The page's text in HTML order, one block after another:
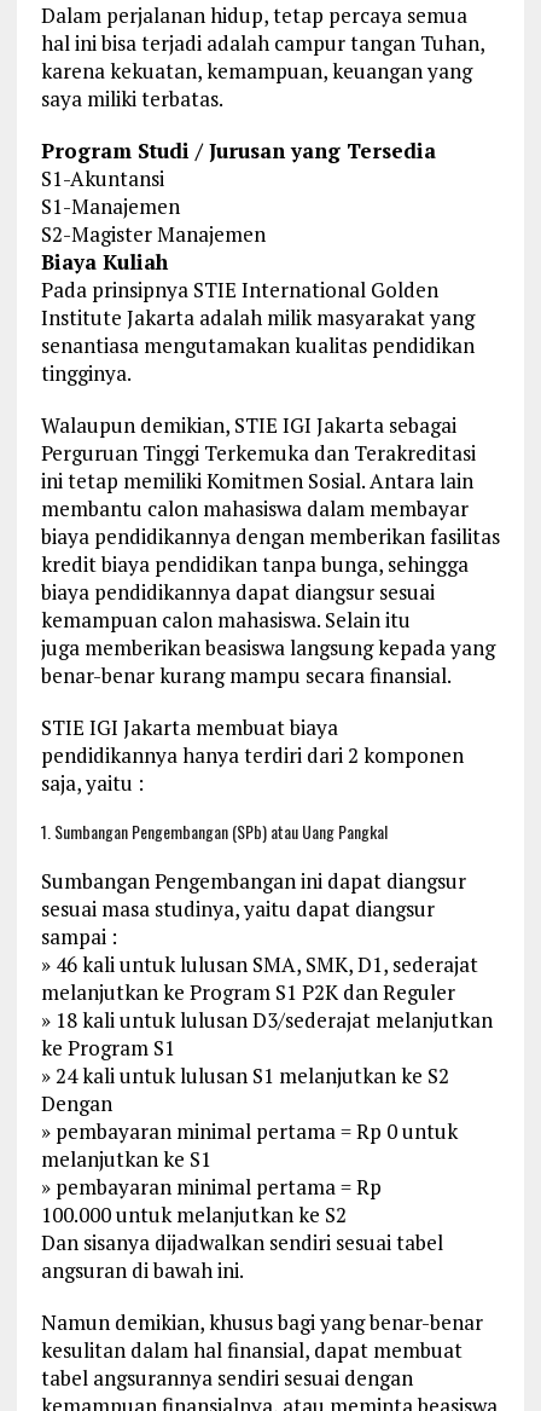
Dalam perjalanan hidup, tetap percaya semua
hal ini bisa terjadi adalah campur tangan Tuhan,
karena kekuatan, kemampuan, keuangan yang
saya miliki terbatas.
Program Studi / Jurusan yang Tersedia
S1-Akuntansi
S1-Manajemen
S2-Magister Manajemen
Biaya Kuliah
Pada prinsipnya STIE International Golden
Institute Jakarta adalah milik masyarakat yang
senantiasa mengutamakan kualitas pendidikan
tingginya.
Walaupun demikian, STIE IGI Jakarta sebagai
Perguruan Tinggi Terkemuka dan Terakreditasi
ini tetap memiliki Komitmen Sosial. Antara lain
membantu calon mahasiswa dalam membayar
biaya pendidikannya dengan memberikan fasilitas
kredit biaya pendidikan tanpa bunga, sehingga
biaya pendidikannya dapat diangsur sesuai
kemampuan calon mahasiswa. Selain itu
juga memberikan beasiswa langsung kepada yang
benar-benar kurang mampu secara finansial.
STIE IGI Jakarta membuat biaya
pendidikannya hanya terdiri dari 2 komponen
saja, yaitu :
1. Sumbangan Pengembangan (SPb) atau Uang Pangkal
Sumbangan Pengembangan ini dapat diangsur
sesuai masa studinya, yaitu dapat diangsur
sampai :
» 46 kali untuk lulusan SMA, SMK, D1, sederajat
melanjutkan ke Program S1 P2K dan Reguler
» 18 kali untuk lulusan D3/sederajat melanjutkan
ke Program S1
» 24 kali untuk lulusan S1 melanjutkan ke S2
Dengan
» pembayaran minimal pertama = Rp 0 untuk
melanjutkan ke S1
» pembayaran minimal pertama = Rp
100.000 untuk melanjutkan ke S2
Dan sisanya dijadwalkan sendiri sesuai tabel
angsuran di bawah ini.
Namun demikian, khusus bagi yang benar-benar
kesulitan dalam hal finansial, dapat membuat
tabel angsurannya sendiri sesuai dengan